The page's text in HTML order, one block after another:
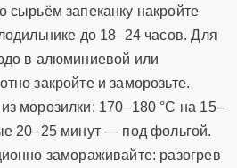
запеканку накройте
до 18–24 часов. Для
в алюминиевой или
закройте и заморозьте.
морозилки: 170–180 °C на 15–
20–25 минут — под фольгой.
замораживайте: разогрев